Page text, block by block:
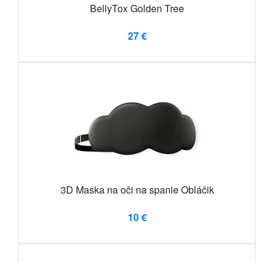
BellyTox Golden Tree
27 €
3D Maska na oči na spanie Obláčik
10 €